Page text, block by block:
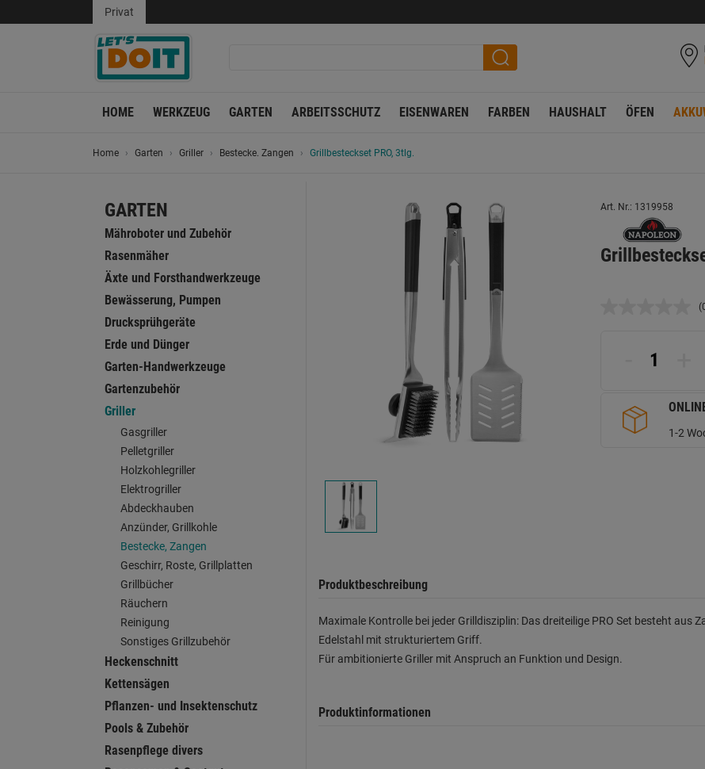
Privat
HOME WERKZEUG GARTEN ARBEITSSCHUTZ EISENWAREN FARBEN HAUSHALT ÖFEN
Home Garten Griller Bestecke. Zangen Grillbesteckset PRO, 3tlg.
GARTEN
Mähroboter und Zubehör
Rasenmäher
Äxte und Forsthandwerkzeuge
Bewässerung, Pumpen
Drucksprühgeräte
Erde und Dünger
Garten-Handwerkzeuge
Gartenzubehör
Griller
Gasgriller
Pelletgriller
Holzkohlegriller
Elektrogriller
Abdeckhauben
Anzünder, Grillkohle
Bestecke, Zangen
Geschirr, Roste, Grillplatten
Grillbücher
Räuchern
Reinigung
Sonstiges Grillzubehör
Heckenschnitt
Kettensägen
Pflanzen- und Insektenschutz
Pools & Zubehör
Rasenpflege divers
Art. Nr.: 1319958
1-2
Produktbeschreibung
Maximale Kontrolle bei jeder Grilldisziplin: Das dreiteilige PRO Set besteht aus
Edelstahl mit strukturiertem Griff.
Für ambitionierte Griller mit Anspruch an Funktion und Design.
Produktinformationen